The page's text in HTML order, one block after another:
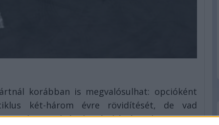
korábban is megvalósulhat: opcióként
két-három évre rövidítését, de vad
maradnának még két évig, hogy 2028-